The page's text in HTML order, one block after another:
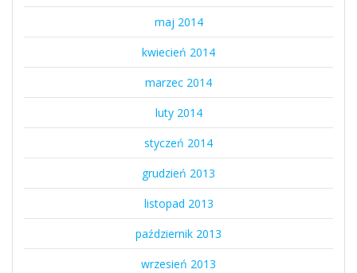
maj 2014
kwiecień 2014
marzec 2014
luty 2014
styczeń 2014
grudzień 2013
listopad 2013
październik 2013
wrzesień 2013